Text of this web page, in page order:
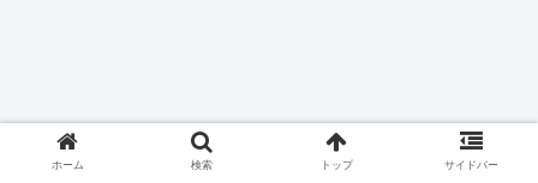
ホーム 検索 トップ サイドバー